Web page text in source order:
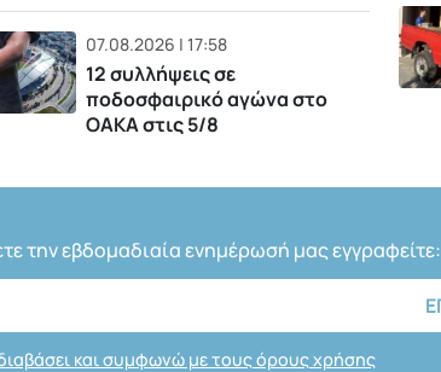
07.08.2026 | 17:58
12 συλλήψεις σε
ποδοσφαιρικό αγώνα στο
ΟΑΚΑ στις 5/8
την εβδομαδιαία ενημέρωσή μας εγγραφείτε:
και συμφωνώ με τους όρους χρήσης